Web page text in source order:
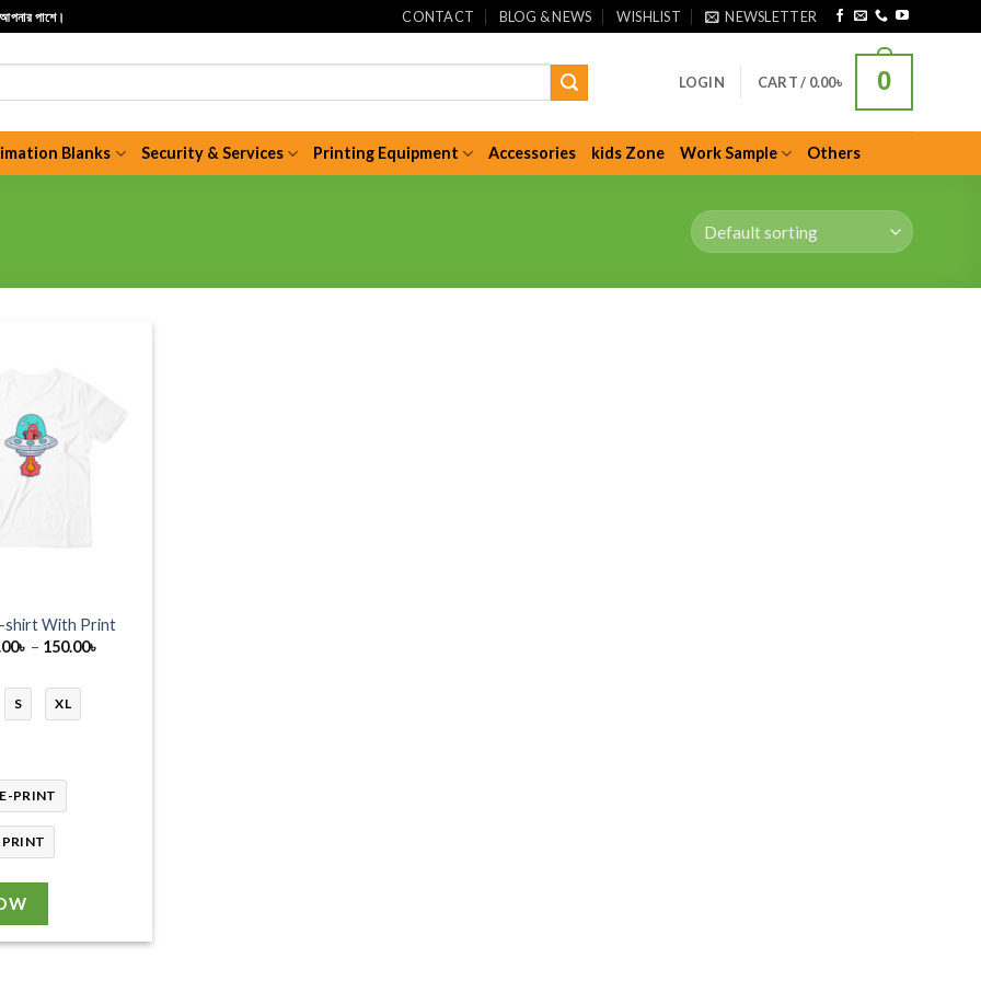
পাশে। CONTACT BLOG & NEWS WISHLIST NEWSLETTER
LOGIN CART / 0.00৳ 0
Blanks Security & Services Printing Equipment Accessories kids Zone Work Sample Others
shirt With Print
৳ – 150.00৳
S XL
PRINT